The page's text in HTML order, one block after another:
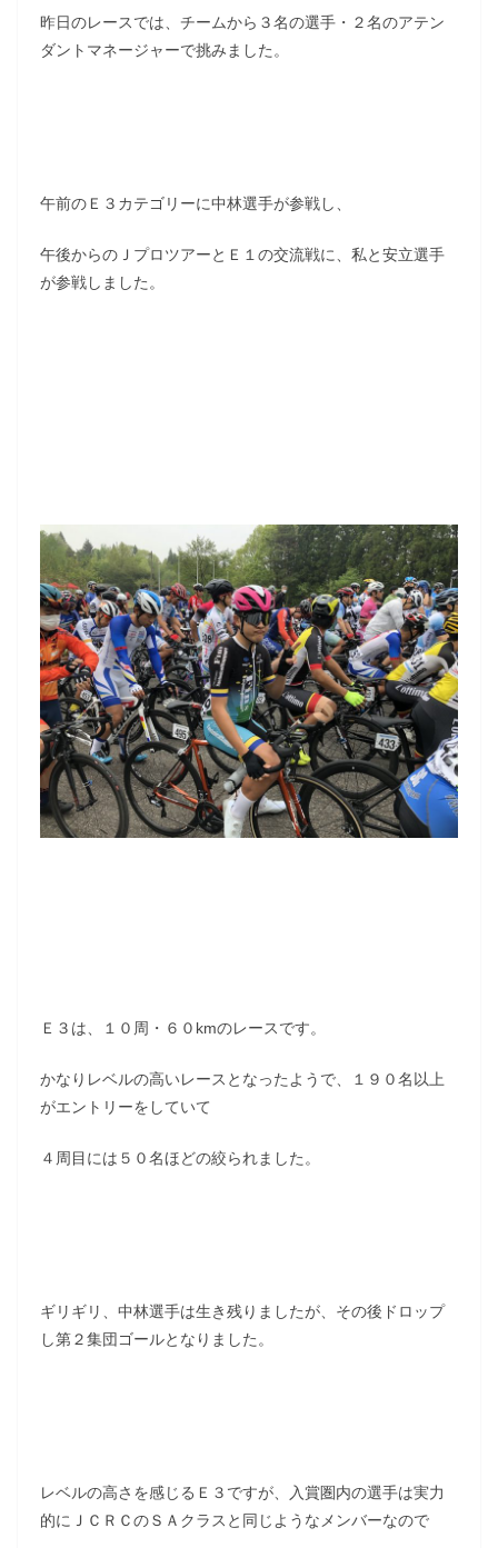
昨日のレースでは、チームから３名の選手・２名のアテン
ダントマネージャーで挑みました。
午前のＥ３カテゴリーに中林選手が参戦し、
午後からのＪプロツアーとＥ１の交流戦に、私と安立選手
が参戦しました。
Ｅ３は、１０周・６０kmのレースです。
かなりレベルの高いレースとなったようで、１９０名以上
がエントリーをしていて
４周目には５０名ほどの絞られました。
ギリギリ、中林選手は生き残りましたが、その後ドロップ
し第２集団ゴールとなりました。
レベルの高さを感じるＥ３ですが、入賞圏内の選手は実力
的にＪＣＲＣのＳＡクラスと同じようなメンバーなので